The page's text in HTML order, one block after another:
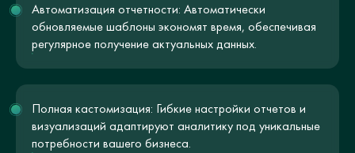
Автоматизация отчетности: Автоматически
обновляемые шаблоны экономят время, обеспечивая
регулярное получение актуальных данных.
Полная кастомизация: Гибкие настройки отчетов и
визуализаций адаптируют аналитику под уникальные
потребности вашего бизнеса.